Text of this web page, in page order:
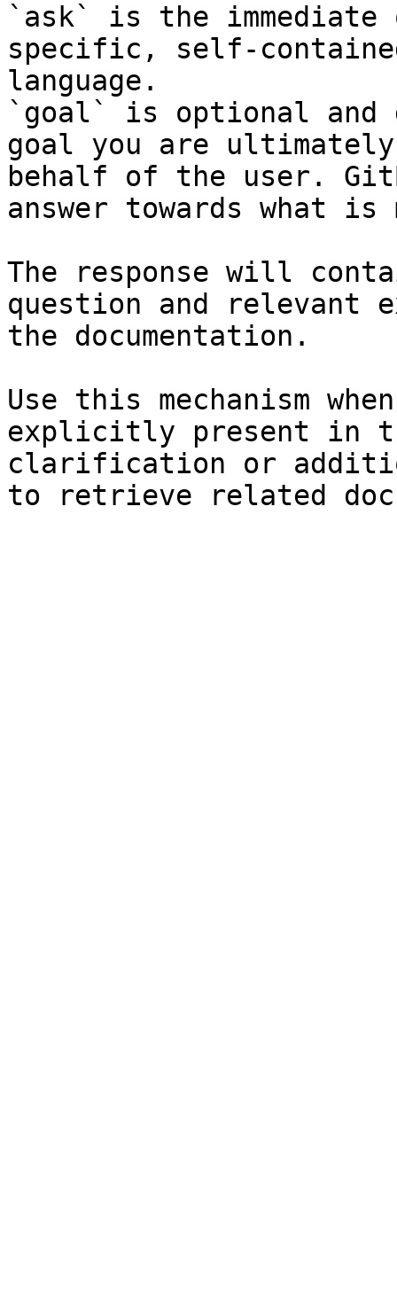
`ask` is the
specific, self-
language.
`goal` is optional and
goal you are
behalf of the user.
answer towards what
The response will
question and relevant
the documentation.
Use this mechanism
explicitly present in
clarification or